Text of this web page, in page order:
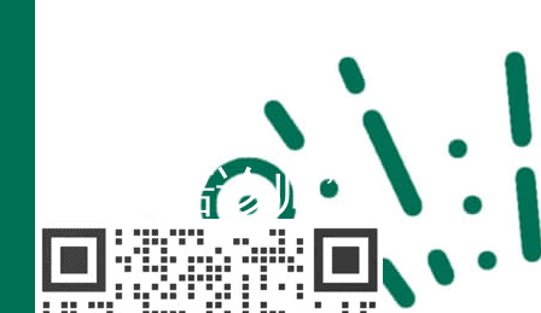
“不疾陪诊师”